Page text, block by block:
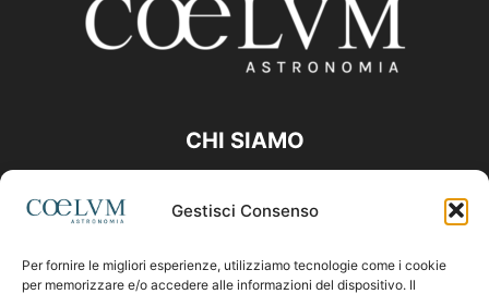
Gestisci Consenso
Per fornire le migliori esperienze, utilizziamo tecnologie come i cookie
per memorizzare e/o accedere alle informazioni del dispositivo. Il
CHI SIAMO
Contattaci:coelumastro@coelum.com
SEGUICI